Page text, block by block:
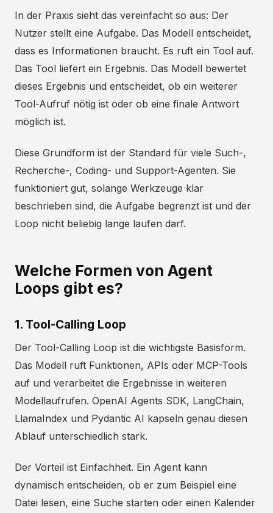
In der Praxis sieht das vereinfacht so aus: Der
Nutzer stellt eine Aufgabe. Das Modell entscheidet,
dass es Informationen braucht. Es ruft ein Tool auf.
Das Tool liefert ein Ergebnis. Das Modell bewertet
dieses Ergebnis und entscheidet, ob ein weiterer
Tool-Aufruf nötig ist oder ob eine finale Antwort
möglich ist.
Diese Grundform ist der Standard für viele Such-,
Recherche-, Coding- und Support-Agenten. Sie
funktioniert gut, solange Werkzeuge klar
beschrieben sind, die Aufgabe begrenzt ist und der
Loop nicht beliebig lange laufen darf.
Welche Formen von Agent
Loops gibt es?
1. Tool-Calling Loop
Der Tool-Calling Loop ist die wichtigste Basisform.
Das Modell ruft Funktionen, APIs oder MCP-Tools
auf und verarbeitet die Ergebnisse in weiteren
Modellaufrufen. OpenAI Agents SDK, LangChain,
LlamaIndex und Pydantic AI kapseln genau diesen
Ablauf unterschiedlich stark.
Der Vorteil ist Einfachheit. Ein Agent kann
dynamisch entscheiden, ob er zum Beispiel eine
Datei lesen, eine Suche starten oder einen Kalender